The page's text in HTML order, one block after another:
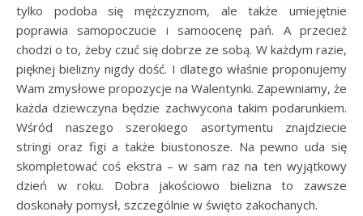
tylko podoba się mężczyznom, ale także umiejętnie
poprawia samopoczucie i samoocenę pań. A przecież
chodzi o to, żeby czuć się dobrze ze sobą. W każdym razie,
pięknej bielizny nigdy dość. I dlatego właśnie proponujemy
Wam zmysłowe propozycje na Walentynki. Zapewniamy, że
każda dziewczyna będzie zachwycona takim podarunkiem.
Wśród naszego szerokiego asortymentu znajdziecie
stringi oraz figi a także biustonosze. Na pewno uda się
skompletować coś ekstra – w sam raz na ten wyjątkowy
dzień w roku. Dobra jakościowo bielizna to zawsze
doskonały pomysł, szczególnie w święto zakochanych.